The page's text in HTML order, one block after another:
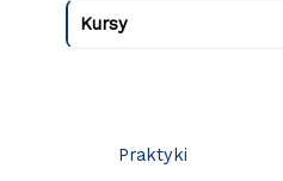
Kursy
Praktyki